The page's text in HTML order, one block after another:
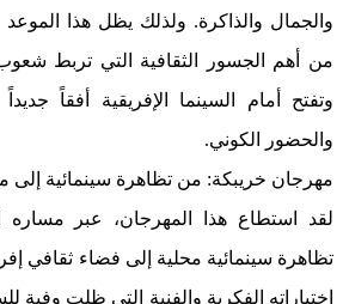
والجمال والذاكرة. ولذلك يظل هذا الموعد
من أهم الجسور الثقافية التي تربط
وتفتح أمام السينما الإفريقية أفقاً
والحضور الكوني.
مهرجان خريبكة: من تظاهرة سينمائية إلى
لقد استطاع هذا المهرجان، عبر
تظاهرة سينمائية محلية إلى فضاء ثقافي
اختياراته الفكرية والفنية التي ظلت وفية